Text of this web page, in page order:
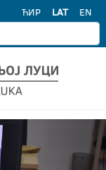
ЋИР LAT EN